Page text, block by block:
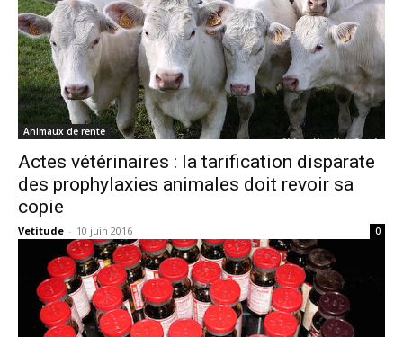
Animaux de rente
Actes vétérinaires : la tarification disparate
des prophylaxies animales doit revoir sa
copie
Vetitude - 10 juin 2016 0